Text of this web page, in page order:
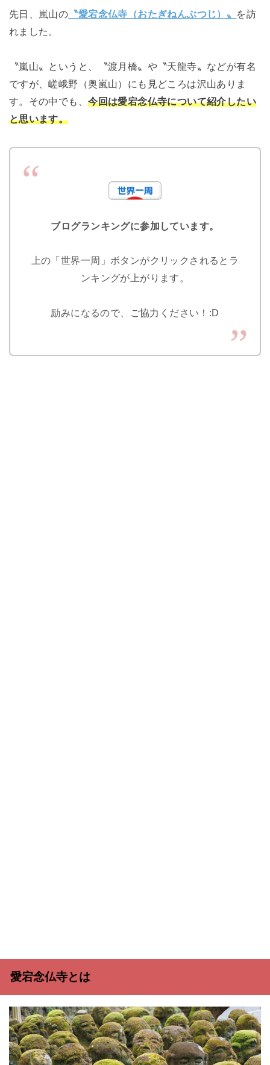
先日、嵐山の 〝愛宕念仏寺（おたぎねんぶつじ）〟 を訪
れました。
〝嵐山〟というと、〝渡月橋〟や〝天龍寺〟などが有名
ですが、嵯峨野（奥嵐山）にも見どころは沢山ありま
す。その中でも、今回は愛宕念仏寺について紹介したい
と思います。
ブログランキングに参加しています。
上の「世界一周」ボタンがクリックされるとラ
ンキングが上がります。
励みになるので、ご協力ください！:D
愛宕念仏寺とは